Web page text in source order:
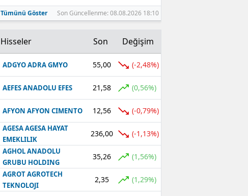
Tümünü Göster Son Güncellenme: 08.08.2026 18:10
Hisseler Son Değişim
ADGYO ADRA GMYO 55,00 (-2,48%)
AEFES ANADOLU EFES 21,58 (0,56%)
AFYON AFYON CIMENTO 12,56 (-0,79%)
AGESA AGESA HAYAT
EMEKLILIK
236,00 (-1,13%)
AGHOL ANADOLU
GRUBU HOLDING
35,26 (1,56%)
AGROT AGROTECH
TEKNOLOJI
2,35 (1,29%)